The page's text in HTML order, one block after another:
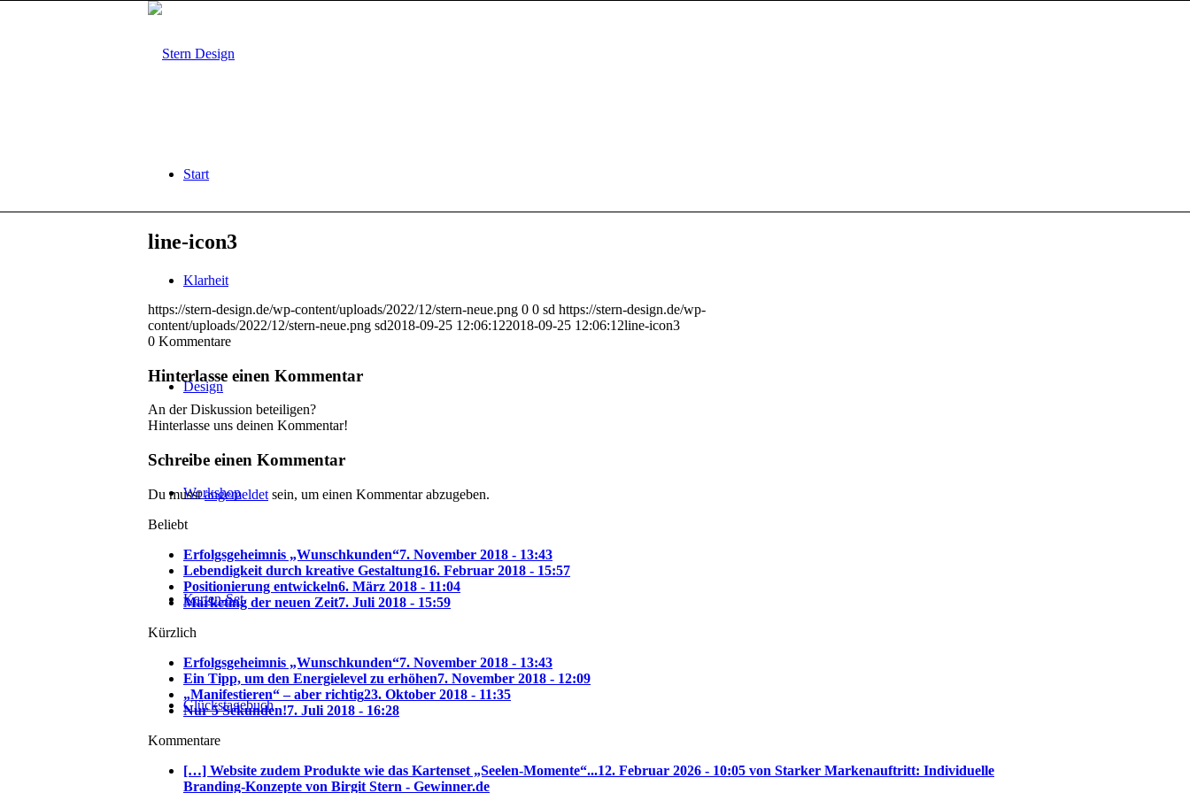
Start
Klarheit
Design
Workshop
Karten-Set
Glückstagebuch
line-icon3
https://stern-design.de/wp-content/uploads/2022/12/stern-neue.png 0 0 sd https://stern-design.de/wp-
content/uploads/2022/12/stern-neue.png sd2018-09-25 12:06:122018-09-25 12:06:12line-icon3
0 Kommentare
Hinterlasse einen Kommentar
An der Diskussion beteiligen?
Hinterlasse uns deinen Kommentar!
Schreibe einen Kommentar
Du musstangemeldet sein, um einen Kommentar abzugeben.
Beliebt
Erfolgsgeheimnis „Wunschkunden“7. November 2018 - 13:43
Lebendigkeit durch kreative Gestaltung16. Februar 2018 - 15:57
Positionierung entwickeln6. März 2018 - 11:04
Marketing der neuen Zeit7. Juli 2018 - 15:59
Kürzlich
Erfolgsgeheimnis „Wunschkunden“7. November 2018 - 13:43
Ein Tipp, um den Energielevel zu erhöhen7. November 2018 - 12:09
„Manifestieren“ – aber richtig23. Oktober 2018 - 11:35
Nur 5 Sekunden!7. Juli 2018 - 16:28
Kommentare
[…] Website zudem Produkte wie das Kartenset „Seelen-Momente“...12. Februar 2026 - 10:05 von Starker Markenauftritt: Individuelle
Branding-Konzepte von Birgit Stern - Gewinner.de